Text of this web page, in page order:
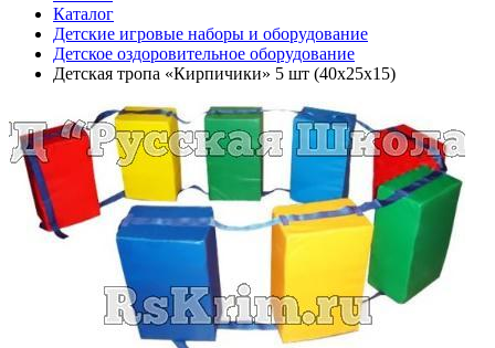
Каталог
Детские игровые наборы и оборудование
Детское оздоровительное оборудование
Детская тропа «Кирпичики» 5 шт (40x25x15)